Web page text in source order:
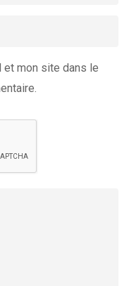
et mon site dans le